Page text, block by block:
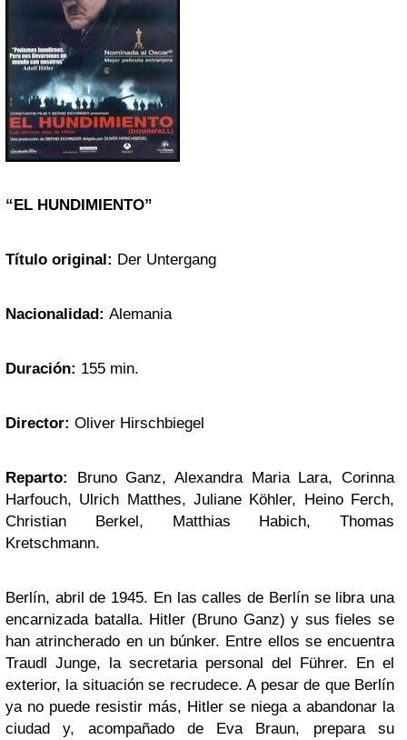
“EL HUNDIMIENTO”
Título original: Der Untergang
Nacionalidad: Alemania
Duración: 155 min.
Director: Oliver Hirschbiegel
Reparto: Bruno Ganz, Alexandra Maria Lara, Corinna
Harfouch, Ulrich Matthes, Juliane Köhler, Heino Ferch,
Christian Berkel, Matthias Habich, Thomas
Kretschmann.
Berlín, abril de 1945. En las calles de Berlín se libra una
encarnizada batalla. Hitler (Bruno Ganz) y sus fieles se
han atrincherado en un búnker. Entre ellos se encuentra
Traudl Junge, la secretaria personal del Führer. En el
exterior, la situación se recrudece. A pesar de que Berlín
ya no puede resistir más, Hitler se niega a abandonar la
ciudad y, acompañado de Eva Braun, prepara su